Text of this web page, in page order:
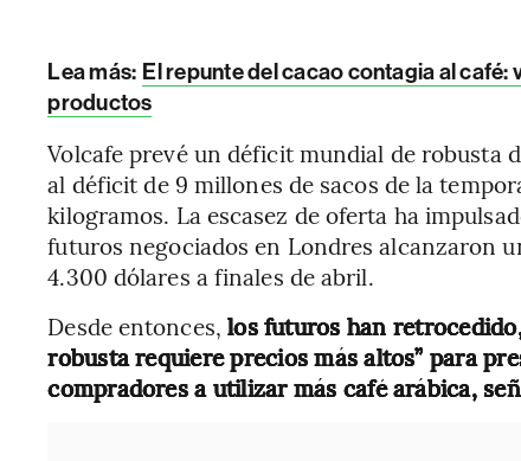
Lea más: El repunte del cacao contagia al
productos
Volcafe prevé un déficit mundial de robusta
al déficit de 9 millones de sacos de la
kilogramos. La escasez de oferta ha
futuros negociados en Londres alcanzaron
4.300 dólares a finales de abril.
Desde entonces, los futuros han
robusta requiere precios más altos” para
compradores a utilizar más café arábica,